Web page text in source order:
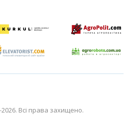
Всі права захищено.